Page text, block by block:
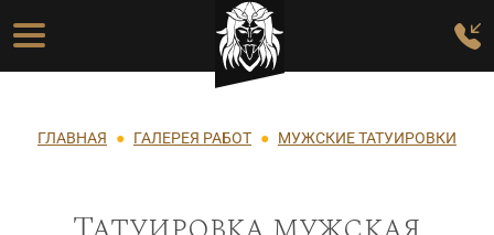
Перейти к основному содержанию
Основная навигация
Строка навигации
ГЛАВНАЯ ГАЛЕРЕЯ РАБОТ МУЖСКИЕ ТАТУИРОВКИ